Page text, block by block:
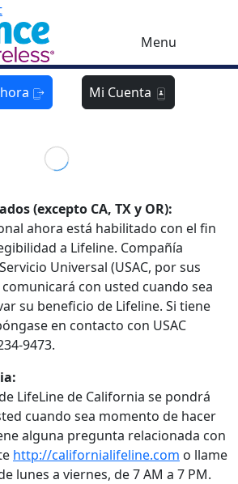
Menu
Mi Cuenta
(excepto CA, TX y OR):
ahora está habilitado con el fin
a Lifeline. Compañía
Universal (USAC, por sus
con usted cuando sea
su beneficio de Lifeline. Si tiene
en contacto con USAC
9473.
LifeLine de California se pondrá
cuando sea momento de hacer
alguna pregunta relacionada con
http://californialifeline.com o llame
lunes a viernes, de 7 AM a 7 PM.